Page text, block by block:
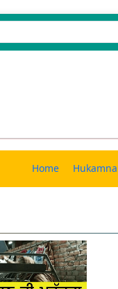
Home